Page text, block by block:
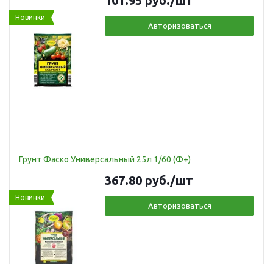
Новинки
Авторизоваться
Грунт Фаско Универсальный 25л 1/60 (Ф+)
Новинки
367.80 руб./шт
Авторизоваться